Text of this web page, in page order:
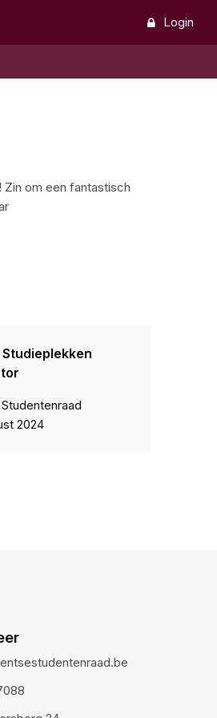
Login
Zin om een fantastisch
2024